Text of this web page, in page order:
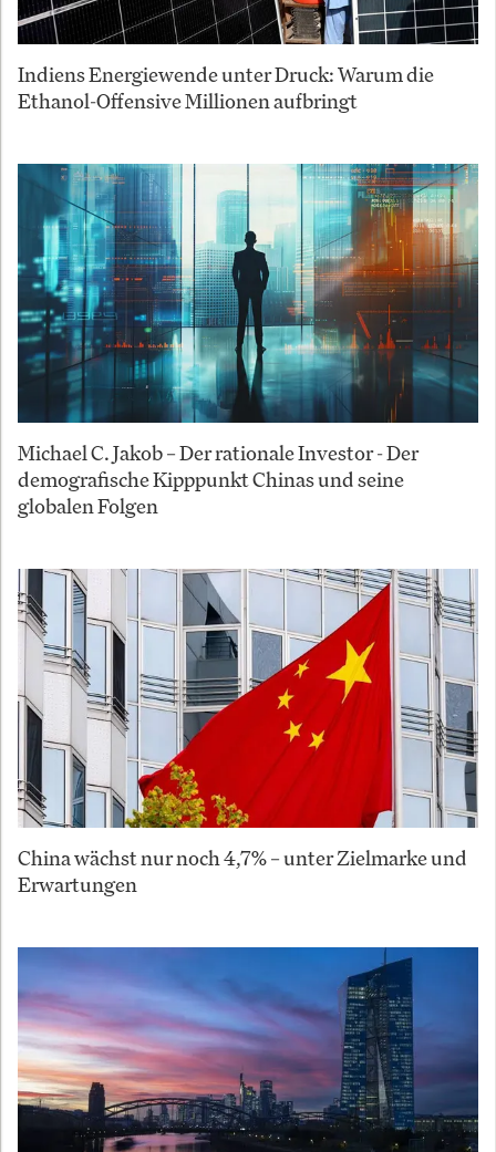
Indiens Energiewende unter Druck: Warum die
Ethanol-Offensive Millionen aufbringt
Michael C. Jakob – Der rationale Investor - Der
demografische Kipppunkt Chinas und seine
globalen Folgen
China wächst nur noch 4,7% – unter Zielmarke und
Erwartungen